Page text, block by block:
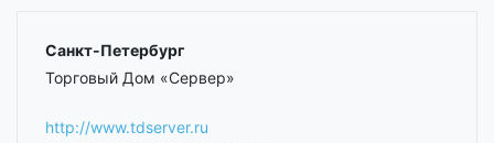
Санкт-Петербург
Торговый Дом «Сервер»
http://www.tdserver.ru